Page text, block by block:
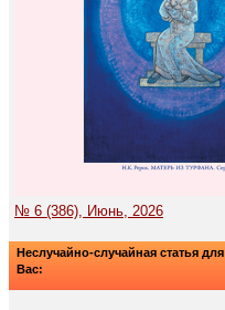
№ 6 (386), Июнь, 2026
Неслучайно-случайная статья для
Вас: